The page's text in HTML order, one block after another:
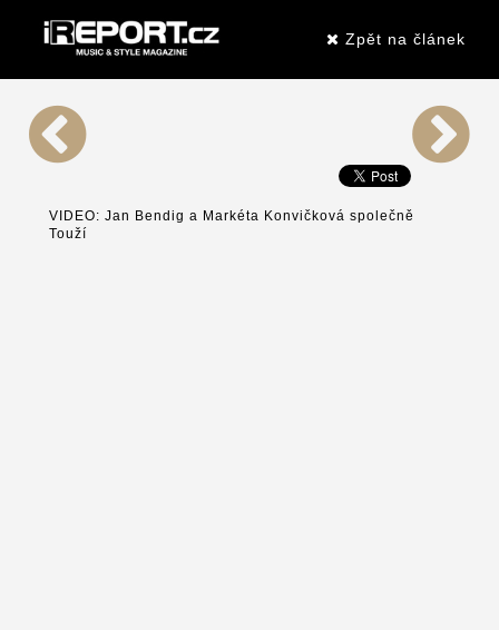
Zpět na článek
VIDEO: Jan Bendig a Markéta Konvičková společně
Touží